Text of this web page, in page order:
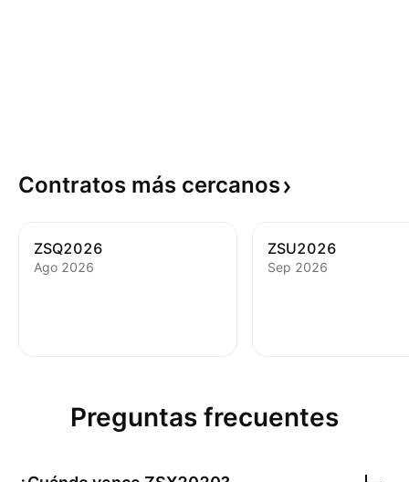
Contratos más cercanos
ZSQ2026
Ago 2026
ZSU2026
Sep 2026
Preguntas frecuentes